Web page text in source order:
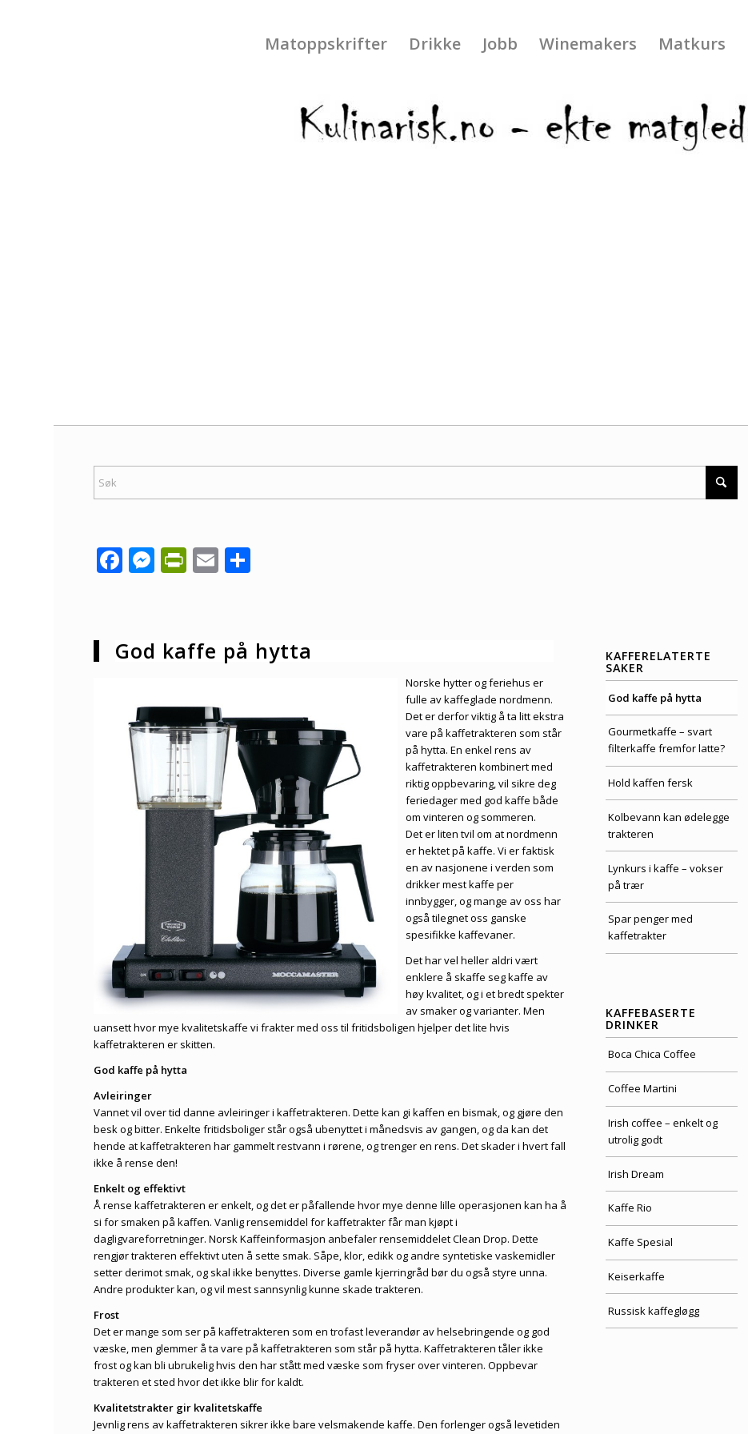
Matoppskrifter Drikke Jobb Winemakers Matkurs
Facebook
Messenger
PrintFriendly
Email
God kaffe på hytta
Norske hytter og feriehus er
fulle av kaffeglade nordmenn.
Det er derfor viktig å ta litt ekstra
vare på kaffetrakteren som står
på hytta. En enkel rens av
kaffetrakteren kombinert med
riktig oppbevaring, vil sikre deg
feriedager med god kaffe både
om vinteren og sommeren.
Det er liten tvil om at nordmenn
er hektet på kaffe. Vi er faktisk
en av nasjonene i verden som
drikker mest kaffe per
innbygger, og mange av oss har
også tilegnet oss ganske
spesifikke kaffevaner.
Det har vel heller aldri vært
enklere å skaffe seg kaffe av
høy kvalitet, og i et bredt spekter
av smaker og varianter. Men
uansett hvor mye kvalitetskaffe vi frakter med oss til fritidsboligen hjelper det lite hvis
kaffetrakteren er skitten.
God kaffe på hytta
Avleiringer
Vannet vil over tid danne avleiringer i kaffetrakteren. Dette kan gi kaffen en bismak, og gjøre den
besk og bitter. Enkelte fritidsboliger står også ubenyttet i månedsvis av gangen, og da kan det
hende at kaffetrakteren har gammelt restvann i rørene, og trenger en rens. Det skader i hvert fall
ikke å rense den!
Enkelt og effektivt
Å rense kaffetrakteren er enkelt, og det er påfallende hvor mye denne lille operasjonen kan ha å
si for smaken på kaffen. Vanlig rensemiddel for kaffetrakter får man kjøpt i
dagligvareforretninger. Norsk Kaffeinformasjon anbefaler rensemiddelet Clean Drop. Dette
rengjør trakteren effektivt uten å sette smak. Såpe, klor, edikk og andre syntetiske vaskemidler
setter derimot smak, og skal ikke benyttes. Diverse gamle kjerringråd bør du også styre unna.
Andre produkter kan, og vil mest sannsynlig kunne skade trakteren.
Frost
Det er mange som ser på kaffetrakteren som en trofast leverandør av helsebringende og god
væske, men glemmer å ta vare på kaffetrakteren som står på hytta. Kaffetrakteren tåler ikke
frost og kan bli ubrukelig hvis den har stått med væske som fryser over vinteren. Oppbevar
trakteren et sted hvor det ikke blir for kaldt.
Kvalitetstrakter gir kvalitetskaffe
Jevnlig rens av kaffetrakteren sikrer ikke bare velsmakende kaffe. Den forlenger også levetiden
KAFFERELATERTE
SAKER
God kaffe på hytta
Gourmetkaffe – svart
filterkaffe fremfor latte?
Hold kaffen fersk
Kolbevann kan ødelegge
trakteren
Lynkurs i kaffe – vokser
på trær
Spar penger med
kaffetrakter
KAFFEBASERTE
DRINKER
Boca Chica Coffee
Coffee Martini
Irish coffee – enkelt og
utrolig godt
Irish Dream
Kaffe Rio
Kaffe Spesial
Keiserkaffe
Russisk kaffegløgg